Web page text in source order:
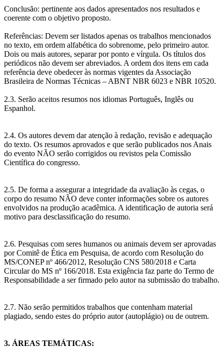
Conclusão: pertinente aos dados apresentados nos resultados e
coerente com o objetivo proposto.
Referências: Devem ser listados apenas os trabalhos mencionados
no texto, em ordem alfabética do sobrenome, pelo primeiro autor.
Dois ou mais autores, separar por ponto e vírgula. Os títulos dos
periódicos não devem ser abreviados. A ordem dos itens em cada
referência deve obedecer às normas vigentes da Associação
Brasileira de Normas Técnicas – ABNT NBR 6023 e NBR 10520.
2.3. Serão aceitos resumos nos idiomas Português, Inglês ou
Espanhol.
2.4. Os autores devem dar atenção à redação, revisão e adequação
do texto. Os resumos aprovados e que serão publicados nos Anais
do evento NÃO serão corrigidos ou revistos pela Comissão
Científica do congresso.
2.5. De forma a assegurar a integridade da avaliação às cegas, o
corpo do resumo NÃO deve conter informações sobre os autores
envolvidos na produção acadêmica. A identificação de autoria será
motivo para desclassificação do resumo.
2.6. Pesquisas com seres humanos ou animais devem ser aprovadas
por Comitê de Ética em Pesquisa, de acordo com Resolução do
MS/CONEP nº 466/2012, Resolução CNS 580/2018 e Carta
Circular do MS nº 166/2018. Esta exigência faz parte do Termo de
Responsabilidade a ser firmado pelo autor na submissão do trabalho.
2.7. Não serão permitidos trabalhos que contenham material
plagiado, sendo estes do próprio autor (autoplágio) ou de outrem.
3. ÁREAS TEMÁTICAS: